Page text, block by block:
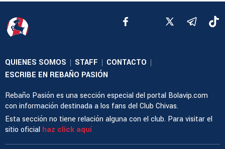
QUIENES SOMOS | STAFF | CONTACTO |
ESCRIBE EN REBAÑO PASIÓN
Rebaño Pasión es una sección especial del portal Bolavip.com
con información destinada a los fans del Club Chivas.
Esta sección no tiene relación alguna con el club. Para visitar el
sitio oficial haz click aquí